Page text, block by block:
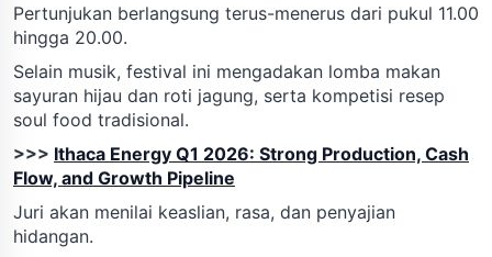
Pertunjukan berlangsung terus-menerus dari pukul 11.00
hingga 20.00.
Selain musik, festival ini mengadakan lomba makan
sayuran hijau dan roti jagung, serta kompetisi resep
soul food tradisional.
>>> Ithaca Energy Q1 2026: Strong Production, Cash
Flow, and Growth Pipeline
Juri akan menilai keaslian, rasa, dan penyajian
hidangan.